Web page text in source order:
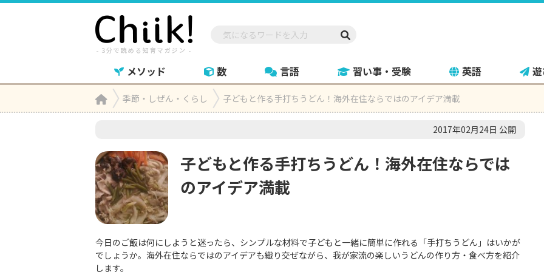
メソッド 数 言語 習い事・受験 英語
Home季節・しぜん・くらし 子どもと作る手打ちうどん！海外在住ならではのアイデア満載
2017年02月24日 公開
子どもと作る手打ちうどん！海外在住ならでは
のアイデア満載
今日のご飯は何にしようと迷ったら、シンプルな材料で子どもと一緒に簡単に作れる「手打ちうどん」はいかが
でしょうか。海外在住ならではのアイデアも織り交ぜながら、我が家流の楽しいうどんの作り方・食べ方を紹介
します。